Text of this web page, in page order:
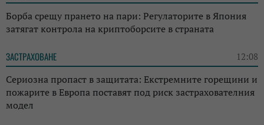
Борба срещу прането на пари: Регулаторите в Япония
затягат контрола на криптоборсите в страната
ЗАСТРАХОВАНЕ 12:08
Сериозна пропаст в защитата: Екстремните горещини и
пожарите в Европа поставят под риск застрахователния
модел